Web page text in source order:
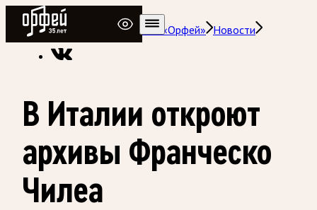
Радио Орфей
Радио классической музыки «Орфей» Новости
В Италии откроют
архивы Франческо
Чилеа